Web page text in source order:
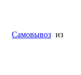
Самовывоз из